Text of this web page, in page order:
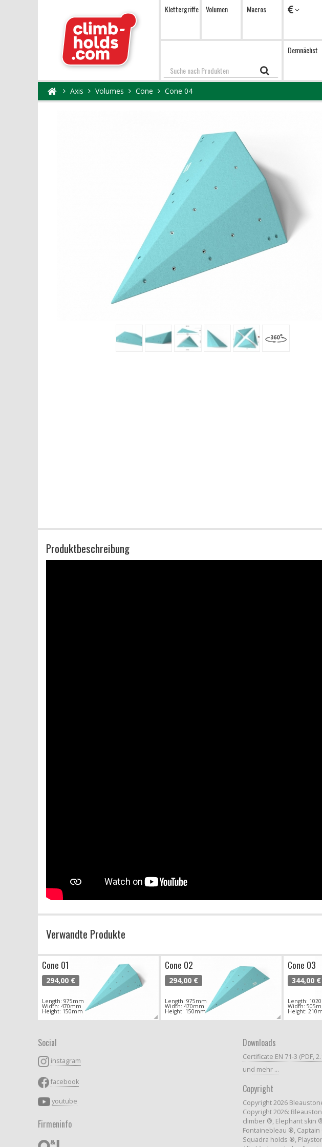
Klettergriffe Volumen Macros Währung
Suchen
Demnächst
Axis Volumes Cone Cone 04
Produktbeschreibung
Verwandte Produkte
Cone 01
294,00 €
Length: 975mm
Width: 470mm
Height: 150mm
Cone 02
294,00 €
Length: 975mm
Width: 470mm
Height: 150mm
Cone 03
344,00 €
Length:
Width:
Height:
Social
instagram
facebook
youtube
Firmeninfo
Downloads
Certificate EN 71-3 (PDF,
und mehr ...
Copyright
Copyright 2026
Copyright 2026:
climber ®, Elephant skin
Fontainebleau ®,
Squadra holds ®,